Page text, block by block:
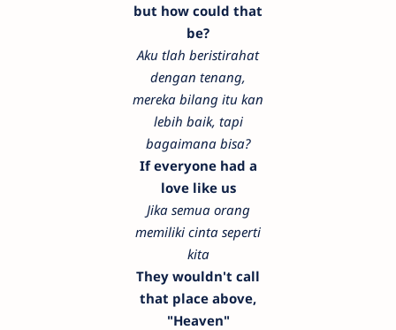
but how could that
be?
Aku tlah beristirahat
dengan tenang,
mereka bilang itu kan
lebih baik, tapi
bagaimana bisa?
If everyone had a
love like us
Jika semua orang
memiliki cinta seperti
kita
They wouldn't call
that place above,
"Heaven"